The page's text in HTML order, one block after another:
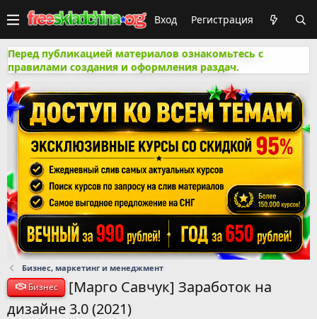
Вход Регистрация
Перед публикацией материалов ознакомьтесь с
правилами создания и оформления раздач.
Бизнес, маркетинг и менеджмент
Бизнес
[Марго Савчук] Заработок на
дизайне 3.0 (2021)